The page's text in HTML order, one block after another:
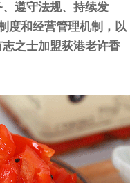
遵守法规、持续发
度和经营管理机制，以
之士加盟荻港老许香